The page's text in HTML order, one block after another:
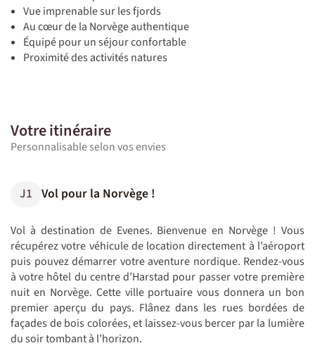
Vue imprenable sur les fjords
Au cœur de la Norvège authentique
Équipé pour un séjour confortable
Proximité des activités natures
Votre itinéraire
Personnalisable selon vos envies
J1 Vol pour la Norvège !
Vol à destination de Evenes. Bienvenue en Norvège ! Vous
récupérez votre véhicule de location directement à l’aéroport
puis pouvez démarrer votre aventure nordique. Rendez-vous
à votre hôtel du centre d’Harstad pour passer votre première
nuit en Norvège. Cette ville portuaire vous donnera un bon
premier aperçu du pays. Flânez dans les rues bordées de
façades de bois colorées, et laissez-vous bercer par la lumière
du soir tombant à l’horizon.